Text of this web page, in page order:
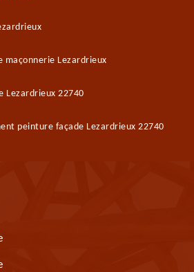
maçonnerie Lezardrieux
Lezardrieux 22740
peinture façade Lezardrieux 22740